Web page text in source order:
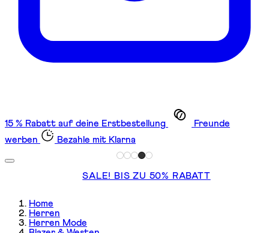
15 % Rabatt auf deine Erstbestellung
Freunde
werben
Bezahle mit Klarna
SALE! BIS ZU 50% RABATT
Home
Herren
Herren Mode